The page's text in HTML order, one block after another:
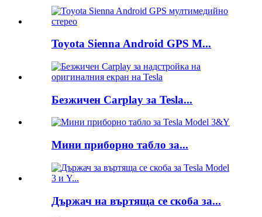
Toyota Sienna Android GPS M...
Безжичен Carplay за Tesla...
Мини приборно табло за...
Държач на въртяща се скоба за...